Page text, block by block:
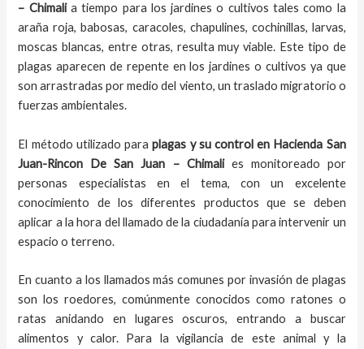
– Chimalia tiempo para los jardines o cultivos tales como la
araña roja, babosas, caracoles, chapulines, cochinillas, larvas,
moscas blancas, entre otras, resulta muy viable. Este tipo de
plagas aparecen de repente en los jardines o cultivos ya que
son arrastradas por medio del viento, un traslado migratorio o
fuerzas ambientales.
El método utilizado paraplagas y su control en Hacienda San
Juan-Rincon De San Juan – Chimalies monitoreado por
personas especialistas en el tema, con un excelente
conocimiento de los diferentes productos que se deben
aplicar a la hora del llamado de la ciudadanía para intervenir un
espacio o terreno.
En cuanto a los llamados más comunes por invasión de plagas
son los roedores, comúnmente conocidos como ratones o
ratas anidando en lugares oscuros, entrando a buscar
alimentos y calor. Para la vigilancia de este animal y la